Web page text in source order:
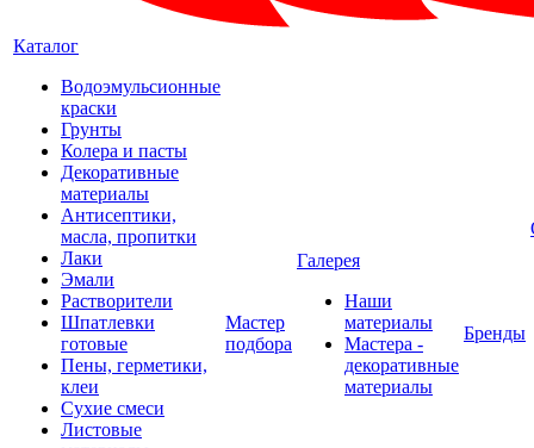
Каталог
Водоэмульсионные
краски
Грунты
Колера и пасты
Декоративные
материалы
Антисептики,
масла, пропитки
Лаки
Эмали
Растворители
Шпатлевки
готовые
Пены, герметики,
клеи
Сухие смеси
Листовые
Мастер
подбора
Галерея
Наши
материалы
Мастера -
декоративные
материалы
Бренды